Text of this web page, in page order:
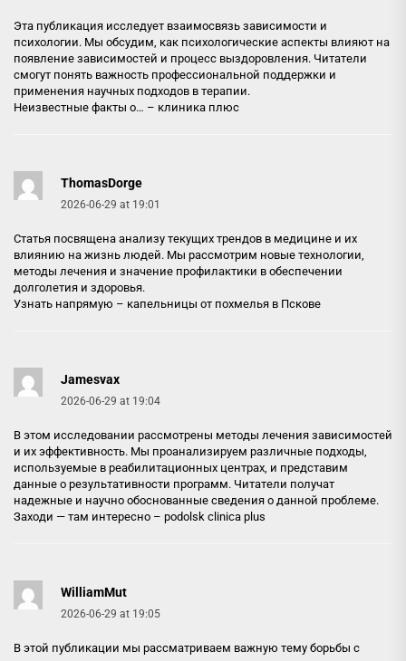
Эта публикация исследует взаимосвязь зависимости и
психологии. Мы обсудим, как психологические аспекты влияют на
появление зависимостей и процесс выздоровления. Читатели
смогут понять важность профессиональной поддержки и
применения научных подходов в терапии.
Неизвестные факты о… – клиника плюс
ThomasDorge
2026-06-29 at 19:01
Статья посвящена анализу текущих трендов в медицине и их
влиянию на жизнь людей. Мы рассмотрим новые технологии,
методы лечения и значение профилактики в обеспечении
долголетия и здоровья.
Узнать напрямую – капельницы от похмелья в Пскове
Jamesvax
2026-06-29 at 19:04
В этом исследовании рассмотрены методы лечения зависимостей
и их эффективность. Мы проанализируем различные подходы,
используемые в реабилитационных центрах, и представим
данные о результативности программ. Читатели получат
надежные и научно обоснованные сведения о данной проблеме.
Заходи — там интересно – podolsk clinica plus
WilliamMut
2026-06-29 at 19:05
В этой публикации мы рассматриваем важную тему борьбы с